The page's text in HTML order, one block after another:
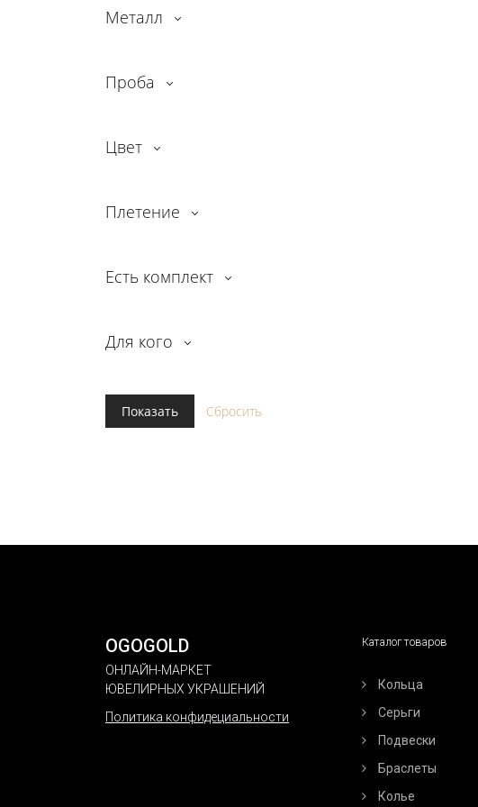
Металл
Проба
Цвет
Плетение
Есть комплект
Для кого
OGOGOLD
ОНЛАЙН-МАРКЕТ
ЮВЕЛИРНЫХ УКРАШЕНИЙ
Политика конфидециальности
Каталог товаров
Кольца
Серьги
Подвески
Браслеты
Колье